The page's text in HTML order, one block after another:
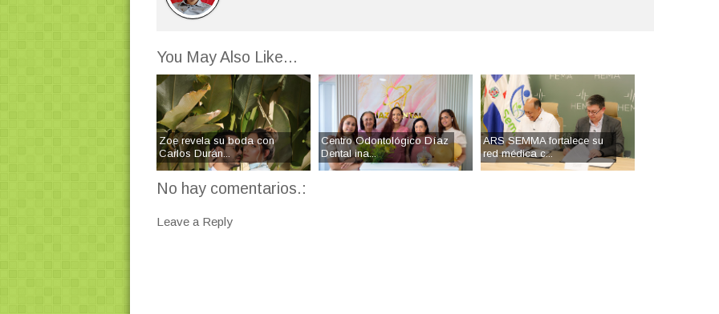
You May Also Like...
Zoe revela su boda con
Carlos Durán...
Centro Odontológico Díaz
Dental ina...
ARS SEMMA fortalece su
red médica c...
No hay comentarios.:
Leave a Reply